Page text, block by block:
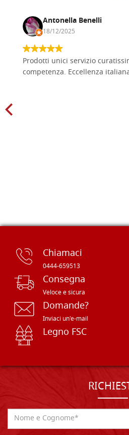
Antonella Benelli
18/12/2025
Prodotti unici servizio
competenza. Eccellenza
Chiamaci
0444-659513
Consegna
Veloce e sicura
Domande?
Inviaci un'e-mail
Legno FSC